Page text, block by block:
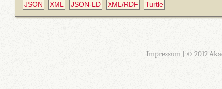
JSON XML JSON-LD XML/RDF Turtle
Impressum| © 2012